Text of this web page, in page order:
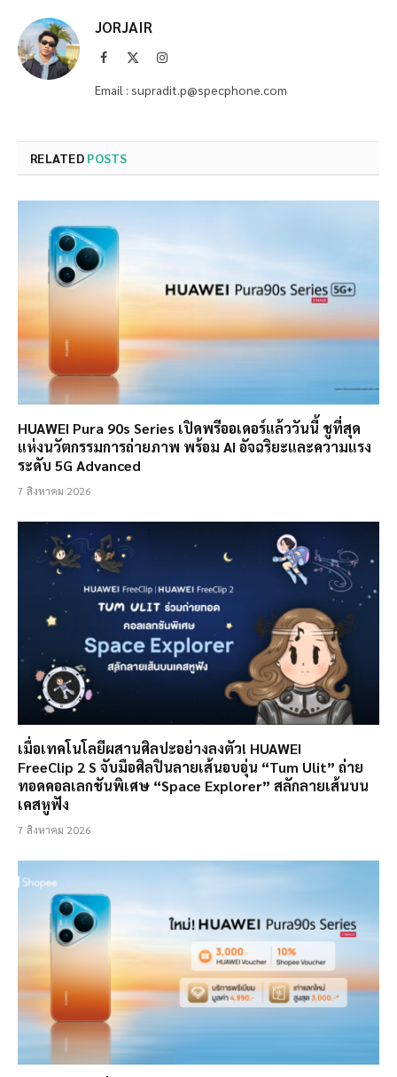
JORJAIR
Facebook Instagram
Email : supradit.p@specphone.com
RELATED POSTS
HUAWEI Pura 90s Series เปิดพรีออเดอร์แล้ววันนี้ ชูที่สุด
แห่งนวัตกรรมการถ่ายภาพ พร้อม AI อัจฉริยะและความแรง
ระดับ 5G Advanced
7 สิงหาคม 2026
เมื่อเทคโนโลยีผสานศิลปะอย่างลงตัว! HUAWEI
FreeClip 2 S จับมือศิลปินลายเส้นอบอุ่น “Tum Ulit” ถ่าย
ทอดคอลเลกชันพิเศษ “Space Explorer” สลักลายเส้นบน
เคสหูฟัง
7 สิงหาคม 2026